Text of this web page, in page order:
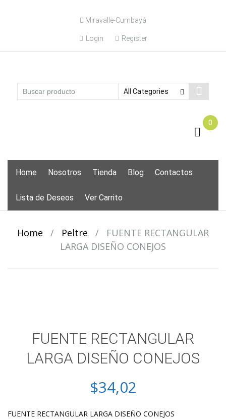
to
Miravalle-Cumbayá
Login Register
0
Home Nosotros Tienda Blog Contactos
Lista de Deseos Ver Carrito
Home / Peltre /
FUENTE RECTANGULAR
LARGA DISEÑO CONEJOS
FUENTE RECTANGULAR
LARGA DISEÑO CONEJOS
$34,02
FUENTE RECTANGULAR LARGA DISEÑO CONEJOS